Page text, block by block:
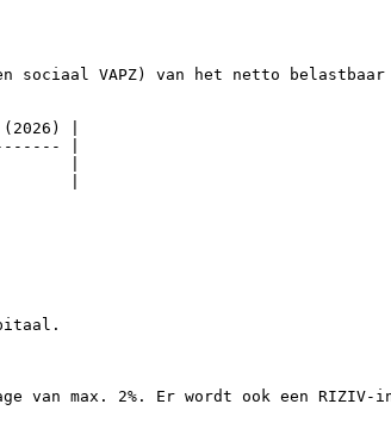
VAPZ) van het netto belastbaar
|
|
|
|
max. 2%. Er wordt ook een RIZIV-